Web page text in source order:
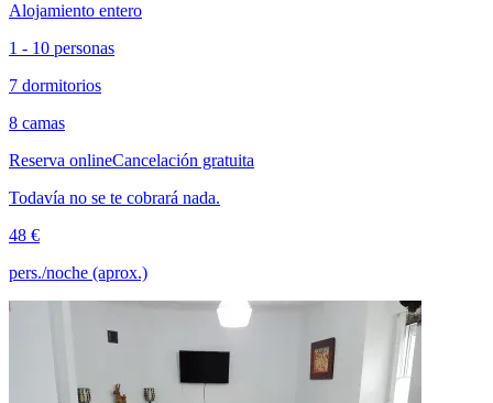
Alojamiento entero
1 - 10 personas
7 dormitorios
8 camas
Reserva onlineCancelación gratuita
Todavía no se te cobrará nada.
48 €
pers./noche (aprox.)